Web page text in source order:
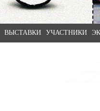
ВЫСТАВКИ УЧАСТНИКИ